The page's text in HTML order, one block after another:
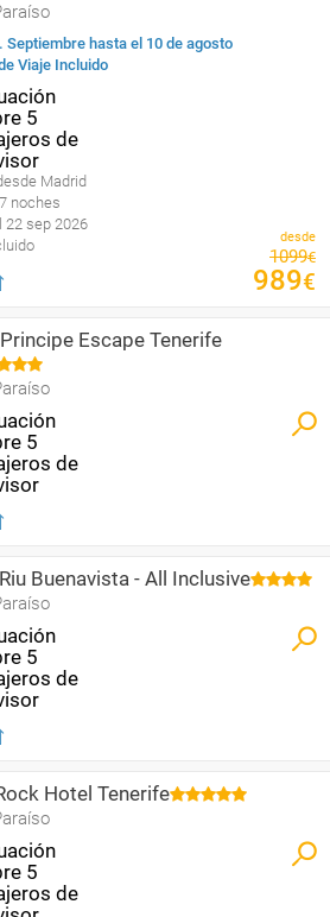
Septiembre hasta el 10 de agosto
Viaje Incluido
Madrid
noches
22 sep 2026
desde
1099€
989€
Escape Tenerife
Buenavista - All Inclusive
Hotel Tenerife